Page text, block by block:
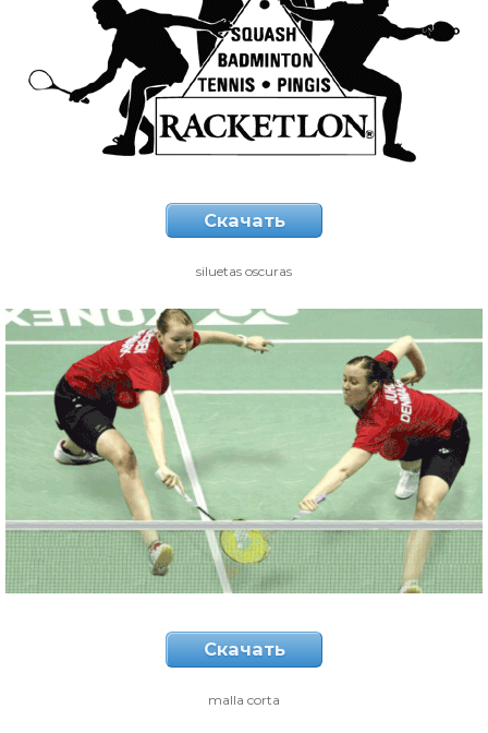
Скачать
siluetas oscuras
Скачать
malla corta